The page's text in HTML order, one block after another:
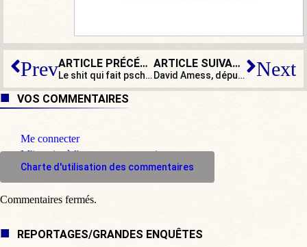
Prev ARTICLE PRÉCÉDENT
Le shit qui fait pschitt !
ARTICLE SUIVANT
David Amess, député britannique, poignardé à mort dans une église Next
VOS COMMENTAIRES
Me connecter
M'inscrire à l'espace commentaire
Charte d'utilisation des commentaires
Commentaires fermés.
REPORTAGES/GRANDES ENQUÊTES